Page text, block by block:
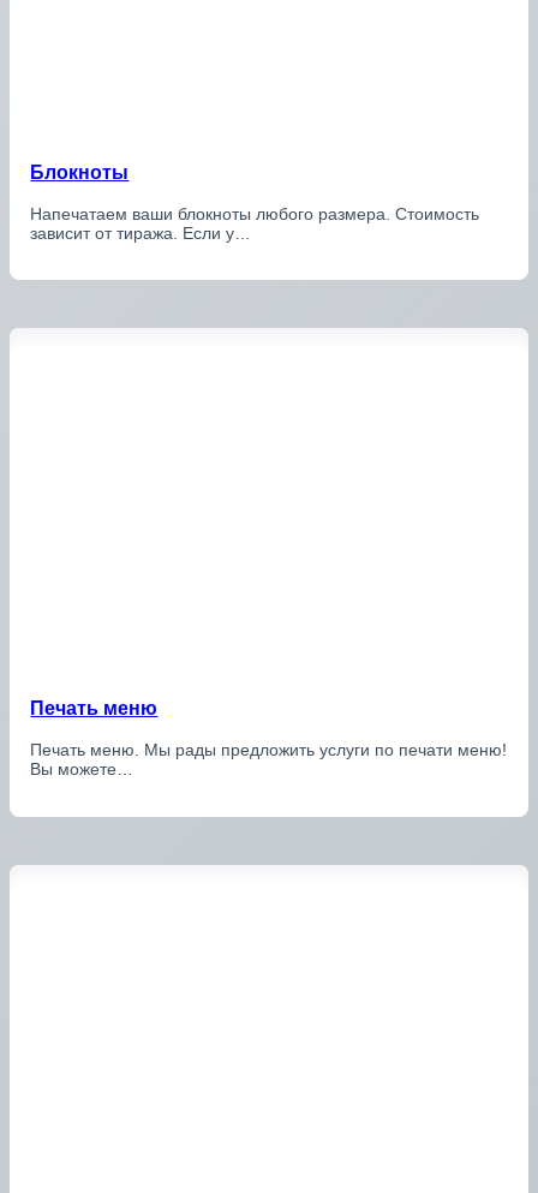
Блокноты
Напечатаем ваши блокноты любого размера. Стоимость
зависит от тиража. Если у…
Печать меню
Печать меню. Мы рады предложить услуги по печати меню!
Вы можете…